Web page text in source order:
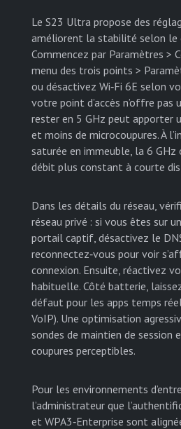
Le S23 Ultra propose des
améliorent la stabilité selon le
Commencez par Paramètres >
menu des trois points >
ou désactivez Wi‑Fi 6E selon
votre point d’accès n’offre pas
rester en 5 GHz peut apporter
et moins de microcoupures. À
saturée en immeuble, la 6
débit plus constant à courte
Dans les détails du réseau,
réseau privé : si vous êtes sur
portail captif, désactivez le
reconnectez‑vous pour voir
connexion. Ensuite, réactivez
habituelle. Côté batterie,
défaut pour les apps temps
VoIP). Une optimisation
sondes de maintien de session
coupures perceptibles.
Pour les environnements
l’administrateur que
et WPA3‑Enterprise sont